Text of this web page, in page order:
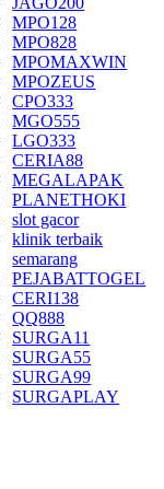
MPO128
MPO828
MPOMAXWIN
MPOZEUS
CPO333
MGO555
LGO333
CERIA88
MEGALAPAK
PLANETHOKI
slot gacor
klinik terbaik
semarang
PEJABATTOGEL
CERI138
QQ888
SURGA11
SURGA55
SURGA99
SURGAPLAY